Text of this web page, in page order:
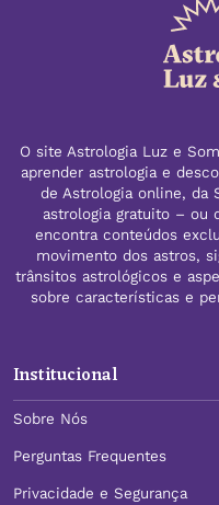
O site Astrologia Luz e
aprender astrologia e
de Astrologia online, da
astrologia gratuito – ou
encontra conteúdos
movimento dos astros,
trânsitos astrológicos e
sobre características e
Institucional
Sobre Nós
Perguntas Frequentes
Privacidade e Segurança